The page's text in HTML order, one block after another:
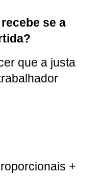
se a
que a justa
+